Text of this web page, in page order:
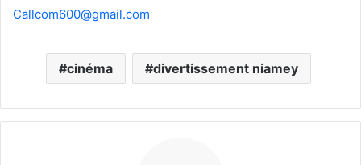
Callcom600@gmail.com
cinéma divertissement niamey